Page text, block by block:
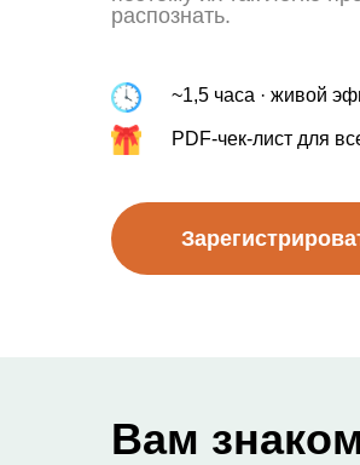
распознать.
PDF-чек-лист для
~1,5 часа · живой
Вам